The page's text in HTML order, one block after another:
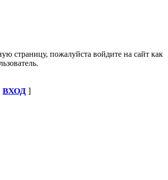
страницу, пожалуйста войдите на сайт как
ВХОД ]